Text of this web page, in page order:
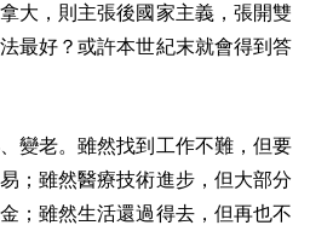
大，則主張後國家主義，張開雙
最好？或許本世紀末就會得到答
變老。雖然找到工作不難，但要
；雖然醫療技術進步，但大部分
；雖然生活還過得去，但再也不